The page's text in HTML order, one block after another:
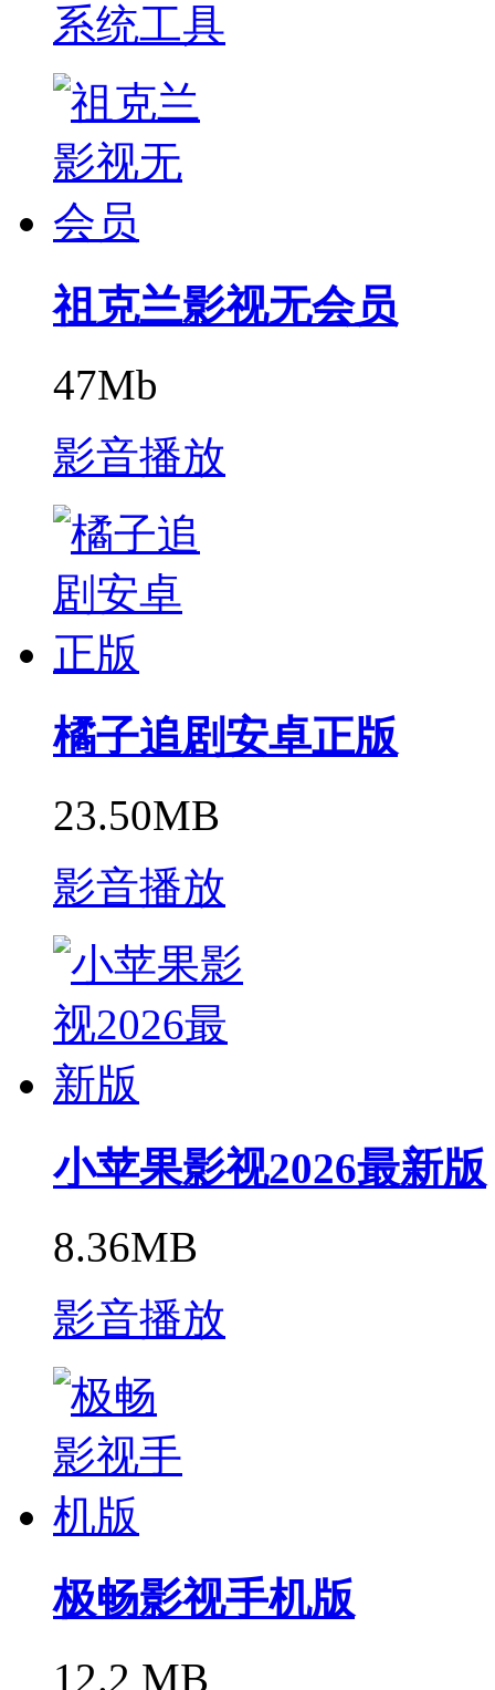
系统工具
祖克兰影视无会员
47Mb
影音播放
橘子追剧安卓正版
23.50MB
影音播放
小苹果影视2026最新版
8.36MB
影音播放
极畅影视手机版
12.2 MB